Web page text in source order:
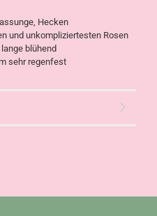
Hecken
und unkompliziertesten Rosen
blühend
sehr regenfest